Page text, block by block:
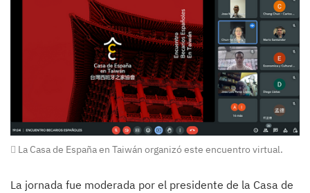
La Casa de España en Taiwán organizó este encuentro virtual.
La jornada fue moderada por el presidente de la Casa de